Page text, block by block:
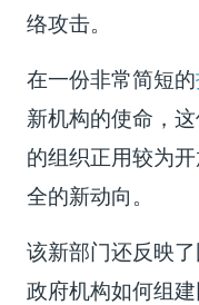
络攻击。
在一份非常简短的
新机构的使命，
的组织正用较为
全的新动向。
该新部门还反映
政府机构如何组建